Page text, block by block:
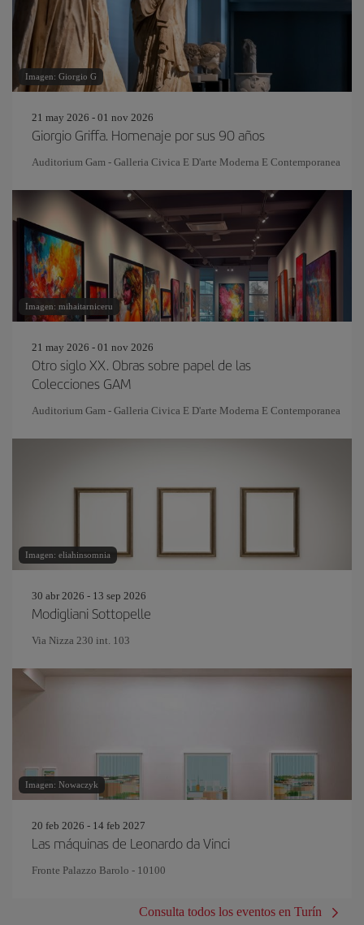
Imagen: Giorgio G
21 may 2026 - 01 nov 2026
Giorgio Griffa. Homenaje por sus 90 años
Auditorium Gam - Galleria Civica E D'arte Moderna E Contemporanea
Imagen: mihaitarniceru
21 may 2026 - 01 nov 2026
Otro siglo XX. Obras sobre papel de las
Colecciones GAM
Auditorium Gam - Galleria Civica E D'arte Moderna E Contemporanea
Imagen: eliahinsomnia
30 abr 2026 - 13 sep 2026
Modigliani Sottopelle
Via Nizza 230 int. 103
Imagen: Nowaczyk
20 feb 2026 - 14 feb 2027
Las máquinas de Leonardo da Vinci
Fronte Palazzo Barolo - 10100
Consulta todos los eventos en Turín